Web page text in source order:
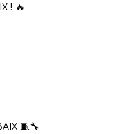
! 🔥
🧵🔧